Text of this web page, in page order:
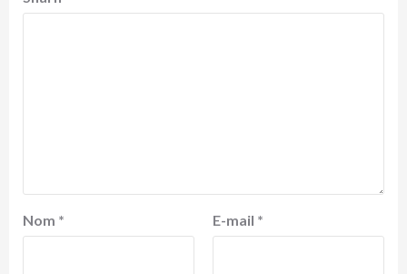
Nom * E-mail *